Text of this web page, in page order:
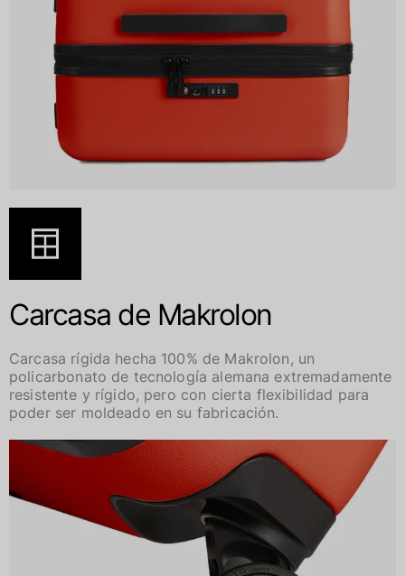
Carcasa de Makrolon
Carcasa rígida hecha 100% de Makrolon, un
policarbonato de tecnología alemana extremadamente
resistente y rígido, pero con cierta flexibilidad para
poder ser moldeado en su fabricación.